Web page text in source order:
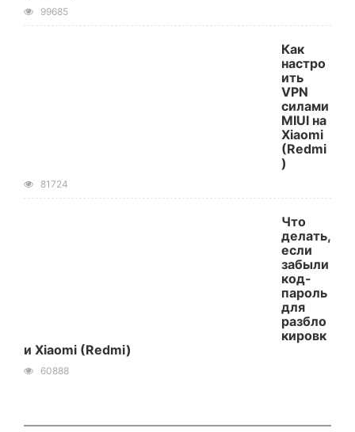
99685
Как
настро
ить
VPN
силами
MIUI на
Xiaomi
(Redmi
)
81724
Что
делать,
если
забыли
код-
пароль
для
разбло
кировк
и Xiaomi (Redmi)
60888